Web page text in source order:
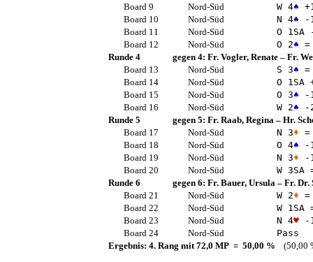
Board 9
Nord-Süd W 4♠
Board 10
Nord-Süd N 4♠ -
Board 11
Nord-Süd O 1 SA-
Board 12
Nord-Süd O 2♠ =
Runde 4
gegen 4: Fr. Vogler, Renate– Fr.
Board 13
Nord-Süd S 3♠ =
Board 14
Nord-Süd O 1 SA
Board 15
Nord-Süd O 3♠ -
Board 16
Nord-Süd W 2♠ -
Runde 5
gegen 5: Fr. Raab, Regina – Hr.
Board 17
Nord-Süd N 3♦ =
Board 18
Nord-Süd O 4♠ -
Board 19
Nord-Süd N 3♦ -
Board 20
Nord-Süd W 3SA
Runde 6
gegen 6: Fr. Bauer, Ursula – Fr. Dr.
Board 21
Nord-Süd W 2♦ =
Board 22
Nord-Süd W 1 SA
Board 23
Nord-Süd N 4♥-
Board 24
Nord-Süd
Pass
Ergebnis: 4. Rang mit 72,0 MP = 50,00 % (50,00